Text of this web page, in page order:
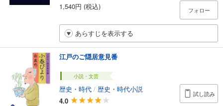
1,540円 (税込) フォロー
あらすじを表示する
江戸のご隠居意見番
小説・文芸
歴史・時代 / 歴史・時代小説
4.0
試し読み